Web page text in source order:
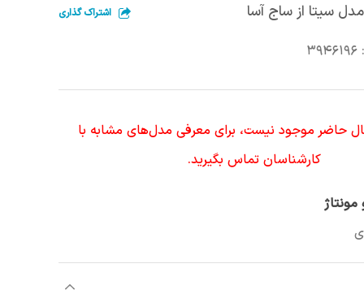
سیتا از ساج آسا اشتراک گذاری
3946196
حاضر موجود نیست، برای معرفی مدل‌های مشابه با
کارشناسان تماس بگیرید.